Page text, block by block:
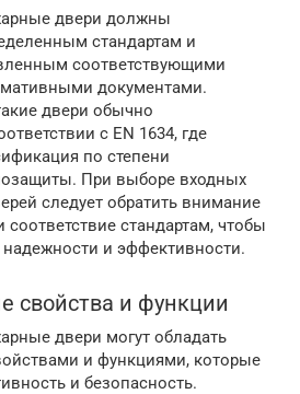
двери должны
стандартам и
соответствующими
документами.
двери обычно
с EN 1634, где
по степени
При выборе входных
следует обратить внимание
стандартам, чтобы
и эффективности.
свойства и функции
двери могут обладать
и функциями, которые
и безопасность.